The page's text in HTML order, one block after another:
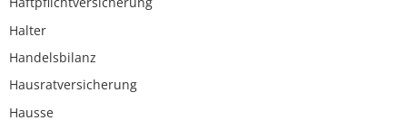
Halter
Handelsbilanz
Hausratversicherung
Hausse